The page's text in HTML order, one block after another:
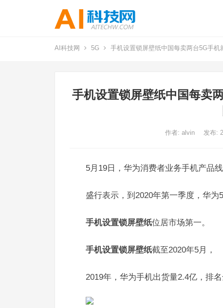
AI科技网 5G 手机设置锁屏壁纸中国每卖两台5G手
手机设置锁屏壁纸中国每卖
作者: alvin 发布:
5月19日，华为消费者业务手机产品
盛行表示，到2020年第一季度，华为
手机设置锁屏壁纸位居市场第一。
手机设置锁屏壁纸截至2020年5月，
2019年，华为手机出货量2.4亿，排名